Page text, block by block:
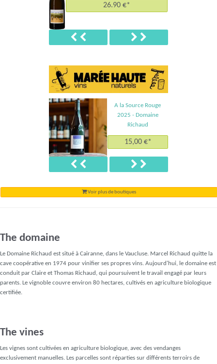
26.90 €*
Précédent Suivant
A la Source Rouge
2025 - Domaine
Richaud
15,00 €*
Précédent Suivant
Voir plus de boutiques
The domaine
Le Domaine Richaud est situé à Cairanne, dans le Vaucluse. Marcel Richaud quitte la
cave coopérative en 1974 pour vinifier ses propres vins. Aujourd'hui, le domaine est
conduit par Claire et Thomas Richaud, qui poursuivent le travail engagé par leurs
parents. Le vignoble couvre environ 80 hectares, cultivés en agriculture biologique
certifiée.
The vines
Les vignes sont cultivées en agriculture biologique, avec des vendanges
exclusivement manuelles. Les parcelles sont réparties sur différents terroirs de